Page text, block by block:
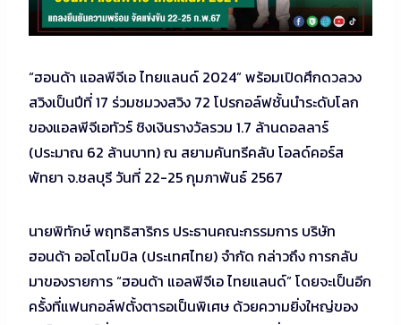
“ฮอนด้า แอลพีจีเอ ไทยแลนด์ 2024” พร้อมเปิดศึกดวลวง
สวิงเป็นปีที่ 17 ร่วมชมวงสวิง 72 โปรกอล์ฟชั้นนำระดับโลก
ของแอลพีจีเอทัวร์ ชิงเงินรางวัลรวม 1.7 ล้านดอลลาร์
(ประมาณ 62 ล้านบาท) ณ สยามคันทรีคลับ โอลด์คอร์ส
พัทยา จ.ชลบุรี วันที่ 22-25 กุมภาพันธ์ 2567
นายพิทักษ์ พฤทธิสาริกร ประธานคณะกรรมการ บริษัท
ฮอนด้า ออโตโมบิล (ประเทศไทย) จำกัด กล่าวถึง การกลับ
มาของรายการ “ฮอนด้า แอลพีจีเอ ไทยแลนด์” โดยจะเป็นอีก
ครั้งที่แฟนกอล์ฟตั้งตารอเป็นพิเศษ ด้วยความยิ่งใหญ่ของ